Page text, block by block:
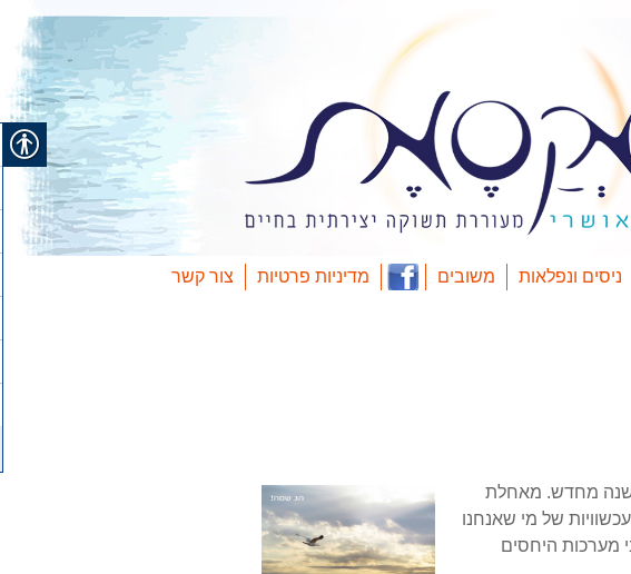
ניסים ונפלאות משובים מדיניות פרטיות צור קשר
שנה מחדש. מאחלת
של מי שאנחנו
מערכות היחסים